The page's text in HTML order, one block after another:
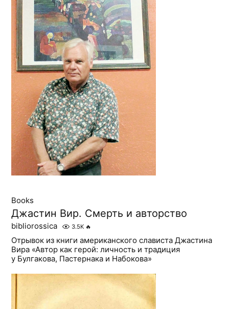
Books
Джастин Вир. Смерть и авторство
bibliorossica 3.5K 🔥
Отрывок из книги американского слависта Джастина
Вира «Автор как герой: личность и традиция
у Булгакова, Пастернака и Набокова»